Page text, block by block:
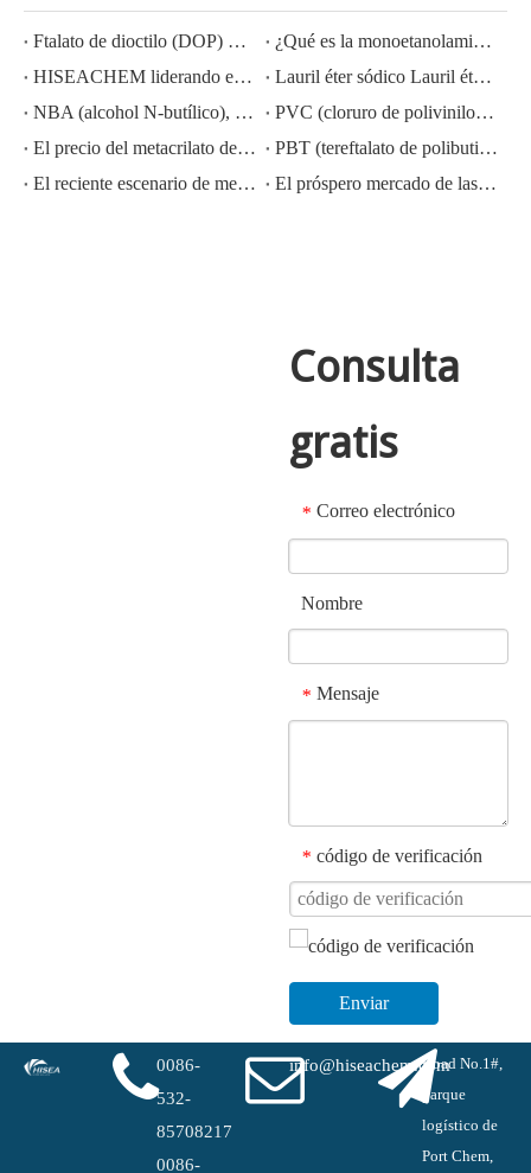
Ftalato de dioctilo (DOP) CAS NO.:117-81-7
¿Qué es la monoetanolamina (MEA)?
HISEACHEM liderando el camino: Éxito reciente en la exportación de ácido acético, ácido oxálico, ácido sulfúrico, ácido nítrico, soda cáustica, álcali líquido y metabisulfito de sodio de China
Lauril éter sódico Lauril éter sulfato sódico (sles70%/aes 70%) Nº CAS: 68585-34-2sles70%/aes 70%) Nº CAS: 68585-34-2
NBA (alcohol N-butílico), CAS NO.:71-36-3, conocimiento de la industria
PVC (cloruro de polivinilo) CAS NO.:9002-86-2
El precio del metacrilato de metilo MMA CAS 80-62-6 disminuye considerablemente
PBT (tereftalato de polibutileno) CAS NO.26062-94-2
El reciente escenario de mercado del ácido sulfúrico en China: un año en revisión
El próspero mercado de las exportaciones de hidróxido de potasio, hidróxido de sodio y peróxido de hidrógeno de China: una revisión del año pasado
Consulta
gratis
* Correo electrónico
Nombre
* Mensaje
* código de verificación
Enviar
0086-
532-
85708217
0086-
info@hiseachem.comRoad No.1#,
parque
logístico de
Port Chem,